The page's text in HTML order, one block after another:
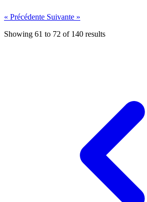
4 years ago Lire plus →
« Précédente Suivante »
Showing 61 to 72 of 140 results